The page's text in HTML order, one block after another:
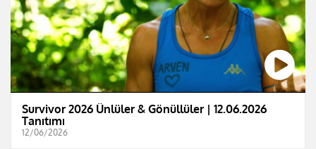
Survivor 2026 Ünlüler & Gönüllüler | 12.06.2026
Tanıtımı
12/06/2026